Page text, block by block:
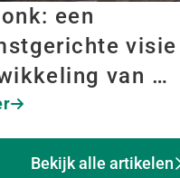
een
visie
van …
Bekijk alle artikelen